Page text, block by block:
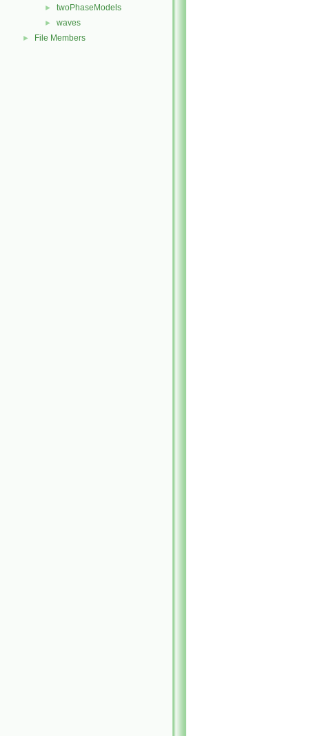
► twoPhaseModels
► waves
► File Members